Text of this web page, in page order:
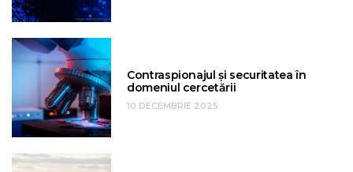
Contraspionajul și securitatea în
domeniul cercetării
10 DECEMBRIE 2025